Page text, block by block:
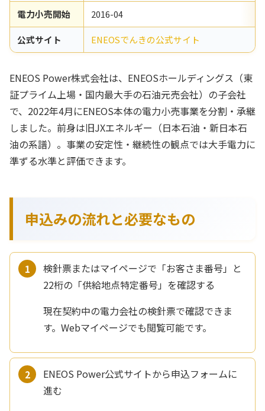
電力小売開始 2016-04
公式サイト ENEOSでんきの公式サイト
ENEOS Power株式会社は、ENEOSホールディングス（東
証プライム上場・国内最大手の石油元売会社）の子会社
で、2022年4月にENEOS本体の電力小売事業を分割・承継
しました。前身は旧JXエネルギー（日本石油・新日本石
油の系譜）。事業の安定性・継続性の観点では大手電力に
準ずる水準と評価できます。
申込みの流れと必要なもの
検針票またはマイページで「お客さま番号」と
22桁の「供給地点特定番号」を確認する
現在契約中の電力会社の検針票で確認できま
す。Webマイページでも閲覧可能です。
ENEOS Power公式サイトから申込フォームに
進む